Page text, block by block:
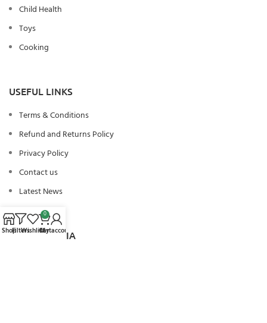
Child Health
Toys
Cooking
USEFUL LINKS
Terms & Conditions
Refund and Returns Policy
Privacy Policy
Contact us
Latest News
SOCIAL MEDIA
ShopFiltersWishlist
0
Cart
My account